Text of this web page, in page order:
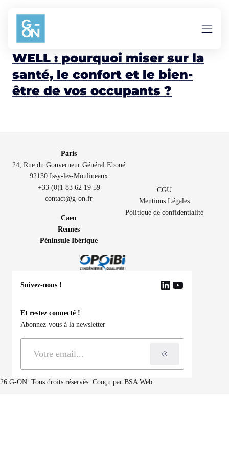
Aller au contenu
WELL Community
WELL : pourquoi miser sur la
santé, le confort et le bien-
être de vos occupants ?
Paris
24, Rue du Gouverneur Général Eboué
92130 Issy-les-Moulineaux
+33 (0)1 83 62 19 59
contact@g-on.fr
Caen
Rennes
Péninsule Ibérique
G-ON. Tous droits réservés. Conçu par BSA Web
CGU
Mentions Légales
Politique de confidentialité
Suivez-nous ! LinkedIn
YouTube
Et restez connecté !
Abonnez-vous à la newsletter
S'inscrire à la